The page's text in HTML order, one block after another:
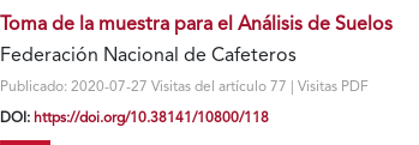
Toma de la muestra para el Análisis de Suelos
Federación Nacional de Cafeteros
Publicado: 2020-07-27 Visitas del artículo 77 | Visitas PDF
DOI: https://doi.org/10.38141/10800/118